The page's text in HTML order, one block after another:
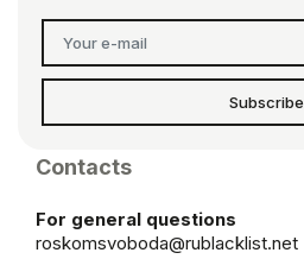
Subscribe
Contacts
For general questions
roskomsvoboda@rublacklist.net